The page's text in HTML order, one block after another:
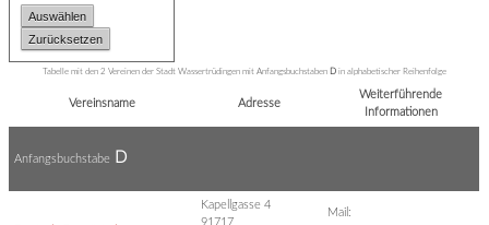
Tabelle mit den 2 Vereinen der Stadt Wassertrüdingen mit Anfangsbuchstaben Din alphabetischer Reihenfolge
Vereinsname Adresse
Weiterführende
Informationen
Anfangsbuchstabe D
Kapellgasse 4
91717
Mail: